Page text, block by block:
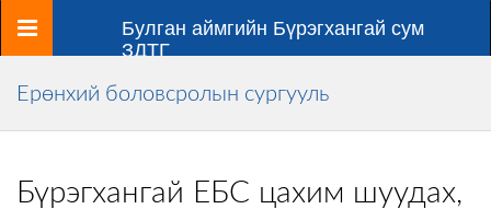
Цэс
Булган аймгийн Бүрэгхангай сум
ЗДТГ
Ерөнхий боловсролын сургууль
Бүрэгхангай ЕБС цахим шуудах,